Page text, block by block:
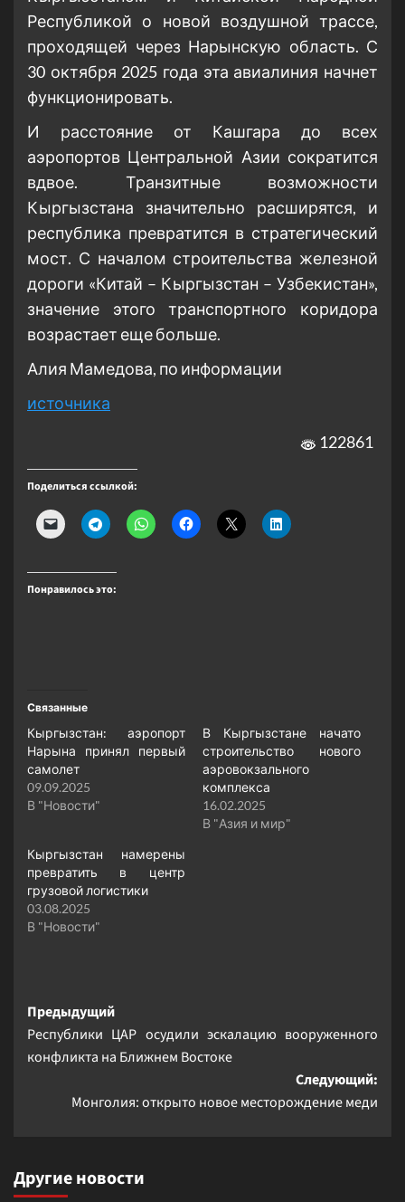
Республикой о новой воздушной трассе,
проходящей через Нарынскую область. С
30 октября 2025 года эта авиалиния начнет
функционировать.
И расстояние от Кашгара до всех
аэропортов Центральной Азии сократится
вдвое. Транзитные возможности
Кыргызстана значительно расширятся, и
республика превратится в стратегический
мост. С началом строительства железной
дороги «Китай – Кыргызстан – Узбекистан»,
значение этого транспортного коридора
возрастает еще больше.
Алия Мамедова, по информации
источника
122861
Поделиться ссылкой:
Понравилось это:
Связанные
Кыргызстан: аэропорт
Нарына принял первый
самолет
09.09.2025
В "Новости"
В Кыргызстане начато
строительство нового
аэровокзального
комплекса
16.02.2025
В "Азия и мир"
Кыргызстан намерены
превратить в центр
грузовой логистики
03.08.2025
В "Новости"
Навигация
записи
Предыдущий
Республики ЦАР осудили эскалацию вооруженного
конфликта на Ближнем Востоке
Следующий:
Монголия: открыто новое месторождение меди
Другие новости